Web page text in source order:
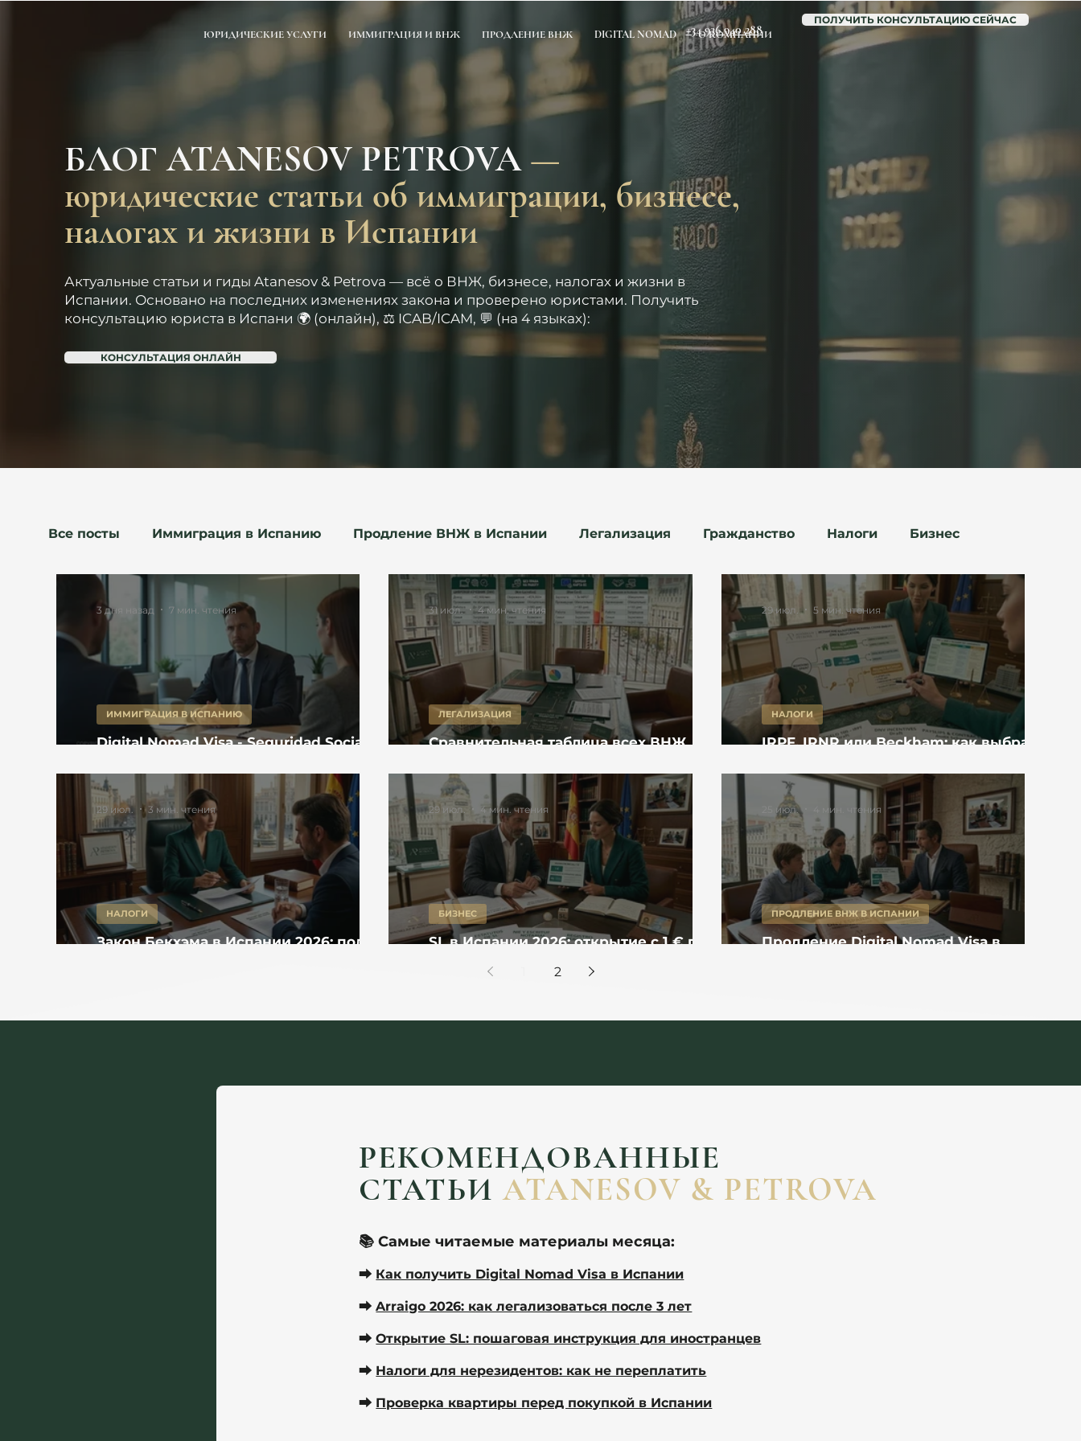
ЮРИДИЧЕСКИЕ УСЛУГИ ИММИГРАЦИЯ И ВНЖ ПРОДЛЕНИЕ ВНЖ DIGITAL NOMAD О КОМПАНИИ
+34 936 940 288
ПОЛУЧИТЬ КОНСУЛЬТАЦИЮ СЕЙЧАС
БЛОГ ATANESOV PETROVA—
юридические статьи об иммиграции, бизнесе,
налогах и жизни в Испании
Актуальные статьи и гиды Atanesov & Petrova — всё о ВНЖ, бизнесе, налогах и жизни в
Испании. Основано на последних изменениях закона и проверено юристами. Получить
консультацию юриста в Испани 🌍 (онлайн), ⚖️ ICAB/ICAM, 💬 (на 4 языках):
КОНСУЛЬТАЦИЯ ОНЛАЙН
Все посты Иммиграция в Испанию Продление ВНЖ в Испании Легализация Гражданство Налоги Бизнес
Недвижимость Право и договоры Работа
Digital Nomad Visa - Seguridad Social в
как она влияет на продление
ИММИГРАЦИЯ В ИСПАНИЮ
3 дня назад 7 мин. чтения
Сравнительная таблица всех ВНЖ
Card, PAC
ЛЕГАЛИЗАЦИЯ
31 июл. 4 мин. чтения
IRPF, IRNR или Beckham: как выбрать
Испанию
НАЛОГИ
29 июл. 5 мин. чтения
Закон Бекхэма в Испании 2026: полный
НАЛОГИ
29 июл. 3 мин. чтения
SL в Испании 2026: открытие с 1 € по
БИЗНЕС
29 июл. 4 мин. чтения
Продление Digital Nomad Visa в
ПРОДЛЕНИЕ ВНЖ В ИСПАНИИ
25 июл. 4 мин. чтения
2
РЕКОМЕНДОВАННЫЕ
СТАТЬИ ATANESOV & PETROVA
📚 Самые читаемые материалы месяца:
⮕ Как получить Digital Nomad Visa в Испании
⮕Arraigo 2026: как легализоваться после 3 лет
⮕Открытие SL: пошаговая инструкция для иностранцев
⮕ Налоги для нерезидентов: как не переплатить
⮕ Проверка квартиры перед покупкой в Испании